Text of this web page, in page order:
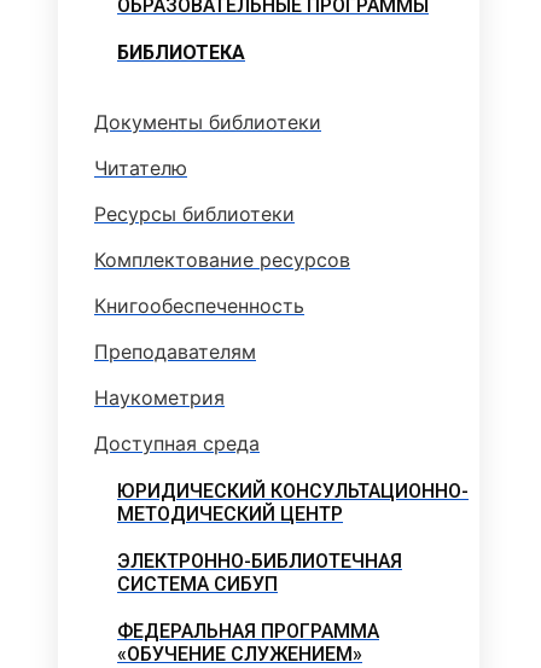
ОБРАЗОВАТЕЛЬНЫЕ ПРОГРАММЫ
БИБЛИОТЕКА
Документы библиотеки
Читателю
Ресурсы библиотеки
Комплектование ресурсов
Книгообеспеченность
Преподавателям
Наукометрия
Доступная среда
ЮРИДИЧЕСКИЙ КОНСУЛЬТАЦИОННО-
МЕТОДИЧЕСКИЙ ЦЕНТР
ЭЛЕКТРОННО-БИБЛИОТЕЧНАЯ
СИСТЕМА СИБУП
ФЕДЕРАЛЬНАЯ ПРОГРАММА
«ОБУЧЕНИЕ СЛУЖЕНИЕМ»